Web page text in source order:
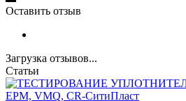
Оставить отзыв
Загрузка отзывов...
Статьи